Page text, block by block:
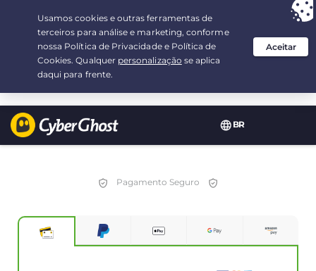
BR
Sua escolha: a melhor ofertapor 2.1666666666667-ano(s) a $
/mês
Pagamento Seguro